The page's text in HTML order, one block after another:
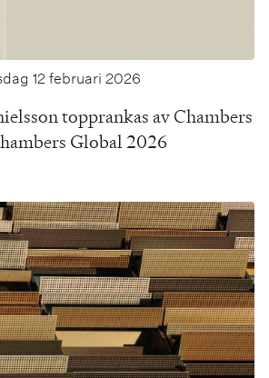
12 februari 2026
topprankas av Chambers
Global 2026